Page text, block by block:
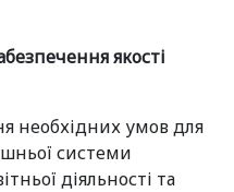
якості
необхідних умов для
системи
діяльності та